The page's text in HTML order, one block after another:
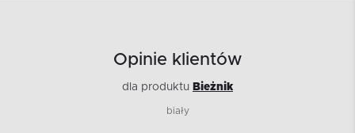
Opinie klientów
dla produktu Bieżnik
biały